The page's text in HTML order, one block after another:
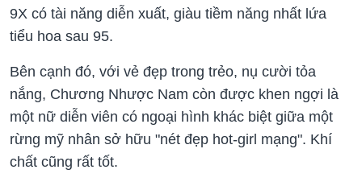
9X có tài năng diễn xuất, giàu tiềm năng nhất lứa
tiểu hoa sau 95.
Bên cạnh đó, với vẻ đẹp trong trẻo, nụ cười tỏa
nắng, Chương Nhược Nam còn được khen ngợi là
một nữ diễn viên có ngoại hình khác biệt giữa một
rừng mỹ nhân sở hữu "nét đẹp hot-girl mạng". Khí
chất cũng rất tốt.